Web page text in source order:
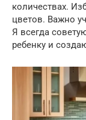
количествах.
цветов. Важно
Я всегда
ребенку и